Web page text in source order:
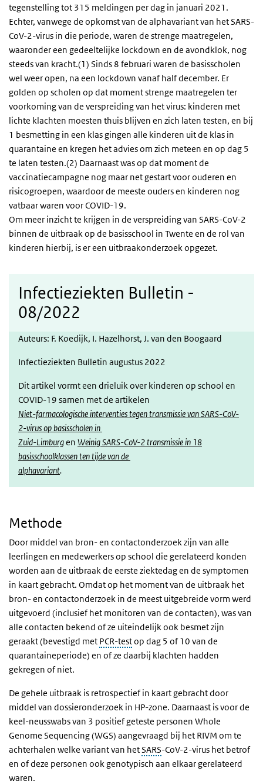
tegenstelling tot 315 meldingen per dag in januari 2021.
Echter, vanwege de opkomst van de alphavariant van het SARS-
CoV-2-virus in die periode, waren de strenge maatregelen,
waaronder een gedeeltelijke lockdown en de avondklok, nog
steeds van kracht.(1) Sinds 8 februari waren de basisscholen
wel weer open, na een lockdown vanaf half december. Er
golden op scholen op dat moment strenge maatregelen ter
voorkoming van de verspreiding van het virus: kinderen met
lichte klachten moesten thuis blijven en zich laten testen, en bij
1 besmetting in een klas gingen alle kinderen uit de klas in
quarantaine en kregen het advies om zich meteen en op dag 5
te laten testen.(2) Daarnaast was op dat moment de
vaccinatiecampagne nog maar net gestart voor ouderen en
risicogroepen, waardoor de meeste ouders en kinderen nog
vatbaar waren voor COVID-19.
Om meer inzicht te krijgen in de verspreiding van SARS-CoV-2
binnen de uitbraak op de basisschool in Twente en de rol van
kinderen hierbij, is er een uitbraakonderzoek opgezet.
Infectieziekten Bulletin -
08/2022
Auteurs: F. Koedijk, I. Hazelhorst, J. van den Boogaard
Infectieziekten Bulletin augustus 2022
Dit artikel vormt een drieluik over kinderen op school en
COVID-19 samen met de artikelen
Niet-farmacologische interventies tegen transmissie van SARS-CoV-
2-virus op basisscholen in
Zuid-Limburgen Weinig SARS-CoV-2 transmissie in 18
basisschoolklassen ten tijde van de
alphavariant.
Methode
Door middel van bron- en contactonderzoek zijn van alle
leerlingen en medewerkers op school die gerelateerd konden
worden aan de uitbraak de eerste ziektedag en de symptomen
in kaart gebracht. Omdat op het moment van de uitbraak het
bron- en contactonderzoek in de meest uitgebreide vorm werd
uitgevoerd (inclusief het monitoren van de contacten), was van
alle contacten bekend of ze uiteindelijk ook besmet zijn
geraakt (bevestigd met PCR-testop dag 5 of 10 van de
quarantaineperiode) en of ze daarbij klachten hadden
gekregen of niet.
De gehele uitbraak is retrospectief in kaart gebracht door
middel van dossieronderzoek in HP-zone. Daarnaast is voor de
keel-neusswabs van 3 positief geteste personen Whole
Genome Sequencing (WGS) aangevraagd bij het RIVM om te
achterhalen welke variant van hetSARS-CoV-2-virus het betrof
en of deze personen ook genotypisch aan elkaar gerelateerd
waren.